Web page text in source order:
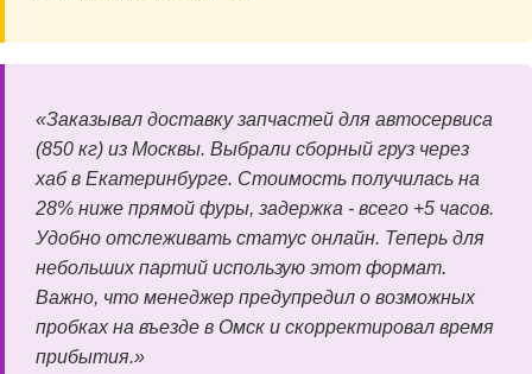
«Заказывал доставку запчастей для автосервиса
(850 кг) из Москвы. Выбрали сборный груз через
хаб в Екатеринбурге. Стоимость получилась на
28% ниже прямой фуры, задержка - всего +5 часов.
Удобно отслеживать статус онлайн. Теперь для
небольших партий использую этот формат.
Важно, что менеджер предупредил о возможных
пробках на въезде в Омск и скорректировал время
прибытия.»